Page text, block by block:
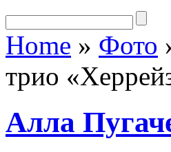
Home » Фото
трио
Алла